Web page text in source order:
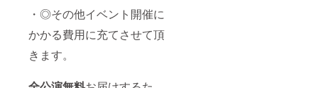
・◎その他イベント開催に
かかる費用に充てさせて頂
きます。